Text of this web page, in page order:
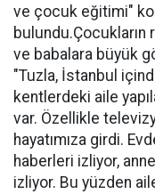
ve çocuk eğitimi"
bulundu.Çocukların
ve babalara büyük
"Tuzla, İstanbul
kentlerdeki aile
var. Özellikle
hayatımıza girdi.
haberleri izliyor,
izliyor. Bu yüzden